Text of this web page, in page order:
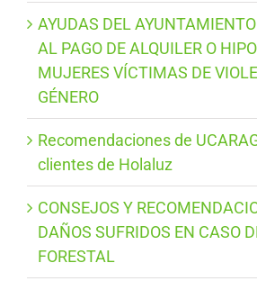
AYUDAS DEL
AL PAGO DE ALQUILER O
MUJERES VÍCTIMAS DE
GÉNERO
Recomendaciones de
clientes de Holaluz
CONSEJOS Y
DAÑOS SUFRIDOS EN CASO
FORESTAL